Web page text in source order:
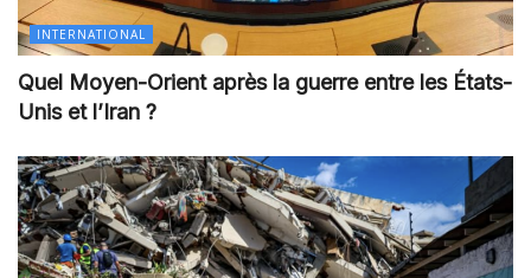
INTERNATIONAL
Quel Moyen-Orient après la guerre entre les États-
Unis et l’Iran ?